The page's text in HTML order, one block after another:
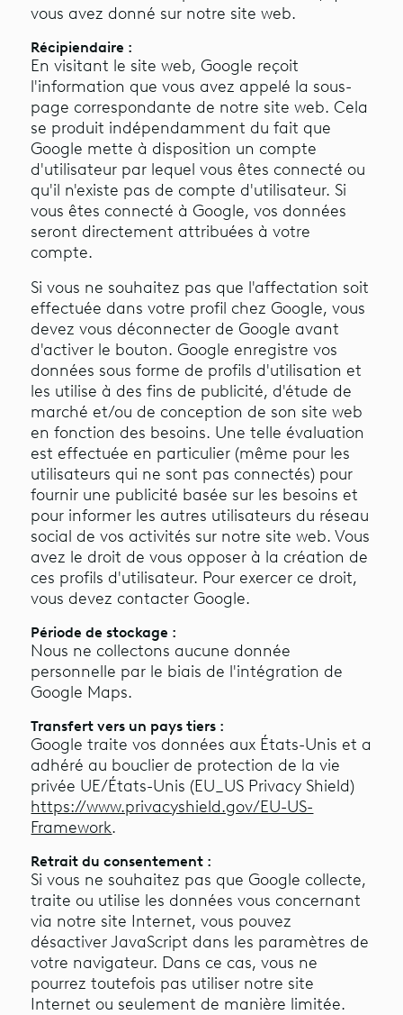
vous avez donné sur notre site web.
Récipiendaire :
En visitant le site web, Google reçoit
l'information que vous avez appelé la sous-
page correspondante de notre site web. Cela
se produit indépendamment du fait que
Google mette à disposition un compte
d'utilisateur par lequel vous êtes connecté ou
qu'il n'existe pas de compte d'utilisateur. Si
vous êtes connecté à Google, vos données
seront directement attribuées à votre
compte.
Si vous ne souhaitez pas que l'affectation soit
effectuée dans votre profil chez Google, vous
devez vous déconnecter de Google avant
d'activer le bouton. Google enregistre vos
données sous forme de profils d'utilisation et
les utilise à des fins de publicité, d'étude de
marché et/ou de conception de son site web
en fonction des besoins. Une telle évaluation
est effectuée en particulier (même pour les
utilisateurs qui ne sont pas connectés) pour
fournir une publicité basée sur les besoins et
pour informer les autres utilisateurs du réseau
social de vos activités sur notre site web. Vous
avez le droit de vous opposer à la création de
ces profils d'utilisateur. Pour exercer ce droit,
vous devez contacter Google.
Période de stockage :
Nous ne collectons aucune donnée
personnelle par le biais de l'intégration de
Google Maps.
Transfert vers un pays tiers :
Google traite vos données aux États-Unis et a
adhéré au bouclier de protection de la vie
privée UE/États-Unis (EU_US Privacy Shield)
https://www.privacyshield.gov/EU-US-
Framework.
Retrait du consentement :
Si vous ne souhaitez pas que Google collecte,
traite ou utilise les données vous concernant
via notre site Internet, vous pouvez
désactiver JavaScript dans les paramètres de
votre navigateur. Dans ce cas, vous ne
pourrez toutefois pas utiliser notre site
Internet ou seulement de manière limitée.